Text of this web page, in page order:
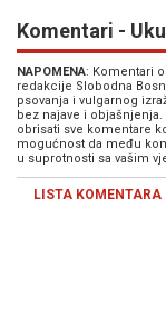
Komentari -
NAPOMENA: Komentari
redakcije Slobodna
psovanja i vulgarnog
bez najave i
obrisati sve komentare
mogućnost da među
u suprotnosti sa vašim
LISTA KOMENTARA